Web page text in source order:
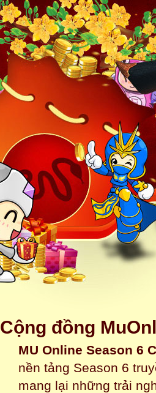
Cộng đồng
MU Online Season 6
nền tảng Season 6
mang lại những trải